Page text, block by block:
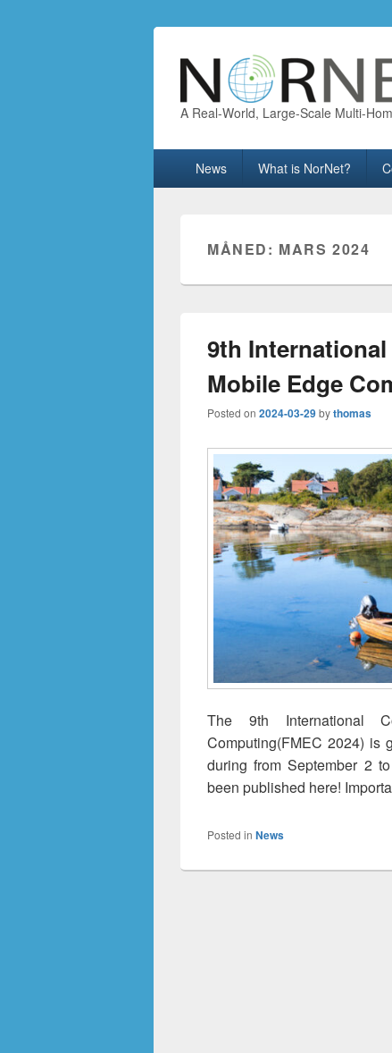
A Real-World, Large-Scale Multi-
News What is NorNet?
MÅNED: MARS 2024
9th
Mobile Edge
Posted on 2024-03-29bythomas
The 9th International
Computing(FMEC 2024) is
during from September 2
been published here!
Posted in News